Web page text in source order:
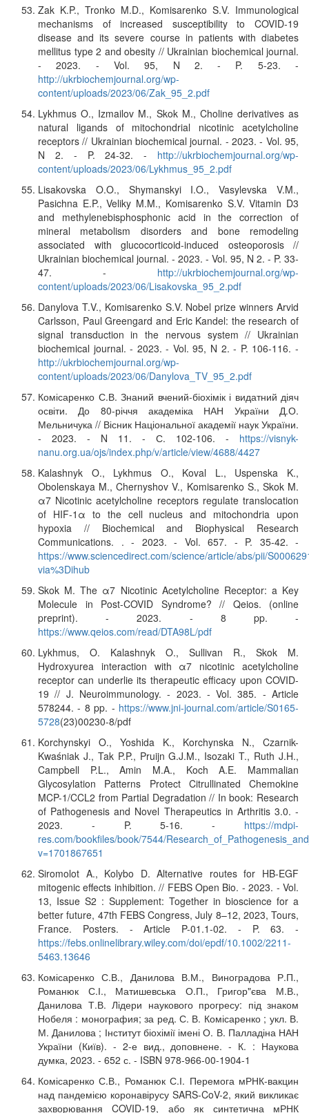
Zak K.P., Tronko M.D., Komisarenko S.V. Immunological
mechanisms of increased susceptibility to COVID-19
disease and its severe course in patients with diabetes
mellitus type 2 and obesity // Ukrainian biochemical journal.
- 2023. - Vol. 95, N 2. - P. 5-23. -
http://ukrbiochemjournal.org/wp-
content/uploads/2023/06/Zak_95_2.pdf
Lykhmus O., Izmailov M., Skok M., Choline derivatives as
natural ligands of mitochondrial nicotinic acetylcholine
receptors // Ukrainian biochemical journal. - 2023. - Vol. 95,
N 2. - P. 24-32. - http://ukrbiochemjournal.org/wp-
content/uploads/2023/06/Lykhmus_95_2.pdf
Lisakovska O.O., Shymanskyi I.O., Vasylevska V.M.,
Pasichna E.P., Veliky M.M., Komisarenko S.V. Vitamin D3
and methylenebisphosphonic acid in the correction of
mineral metabolism disorders and bone remodeling
associated with glucocorticoid-induced osteoporosis //
Ukrainian biochemical journal. - 2023. - Vol. 95, N 2. - P. 33-
47. - http://ukrbiochemjournal.org/wp-
content/uploads/2023/06/Lisakovska_95_2.pdf
Danylova T.V., Komisarenko S.V. Nobel prize winners Arvid
Carlsson, Paul Greengard and Eric Kandel: the research of
signal transduction in the nervous system // Ukrainian
biochemical journal. - 2023. - Vol. 95, N 2. - P. 106-116. -
http://ukrbiochemjournal.org/wp-
content/uploads/2023/06/Danylova_TV_95_2.pdf
Комісаренко С.В. Знаний вчений-біохімік і видатний діяч
освіти. До 80-річчя академіка НАН України Д.О.
Мельничука // Вісник Національної академії наук України.
- 2023. - N 11. - С. 102-106. - https://visnyk-
nanu.org.ua/ojs/index.php/v/article/view/4688/4427
Kalashnyk O., Lykhmus O., Koval L., Uspenska K.,
Obolenskaya M., Chernyshov V., Komisarenko S., Skok M.
α7 Nicotinic acetylcholine receptors regulate translocation
of HIF-1α to the cell nucleus and mitochondria upon
hypoxia // Biochemical and Biophysical Research
Communications. . - 2023. - Vol. 657. - P. 35-42. -
https://www.sciencedirect.com/science/article/abs/pii/
via%3Dihub
Skok M. The α7 Nicotinic Acetylcholine Receptor: a Key
Molecule in Post-COVID Syndrome? // Qeios. (online
preprint). - 2023. - 8 pp. -
https://www.qeios.com/read/DTA98L/pdf
Lykhmus, O. Kalashnyk O., Sullivan R., Skok M.
Hydroxyurea interaction with α7 nicotinic acetylcholine
receptor can underlie its therapeutic efficacy upon COVID-
19 // J. Neuroimmunology. - 2023. - Vol. 385. - Article
578244. - 8 pp. - https://www.jni-journal.com/article/S0165-
5728(23)00230-8/pdf
Korchynskyi O., Yoshida K., Korchynska N., Czarnik-
Kwaśniak J., Tak P.P., Pruijn G.J.M., Isozaki T., Ruth J.H.,
Campbell P.L., Amin M.A., Koch A.E. Mammalian
Glycosylation Patterns Protect Citrullinated Chemokine
MCP-1/CCL2 from Partial Degradation // In book: Research
of Pathogenesis and Novel Therapeutics in Arthritis 3.0. -
2023. - P. 5-16. - https://mdpi-
res.com/bookfiles/book/7544/
v=1701867651
Siromolot A., Kolybo D. Alternative routes for HB-EGF
mitogenic effects inhibition. // FEBS Open Bio. - 2023. - Vol.
13, Issue S2 : Supplement: Together in bioscience for a
better future, 47th FEBS Congress, July 8–12, 2023, Tours,
France. Posters. - Article P-01.1-02. - P. 63. -
https://febs.onlinelibrary.wiley.com/doi/epdf/10.1002/2211-
5463.13646
Комісаренко С.В., Данилова В.М., Виноградова Р.П.,
Романюк С.І., Матишевська О.П., Григор"єва М.В.,
Данилова Т.В. Лідери наукового прогресу: під знаком
Нобеля : монография; за ред. С. В. Комісаренко ; укл. В.
М. Данилова ; Інститут біохімії імені О. В. Палладіна НАН
України (Київ). - 2-е вид., доповнене. - К. : Наукова
думка, 2023. - 652 с. - ISBN 978-966-00-1904-1
Комісаренко С.В., Романюк С.І. Перемога мРНК-вакцин
над пандемією коронавірусу SARS-CoV-2, який викликає
захворювання COVID-19, або як синтетична мРНК